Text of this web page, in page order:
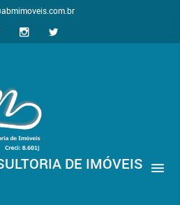
DE IMÓVEIS